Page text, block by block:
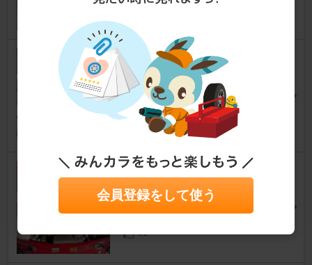
DESIGN To マツコネ コマンド
ダイアル & ボリュームダイアル
カバー
ロードスターRF [ND]
じょんびくんさん
マツダ(純正) インダクションサ
ロードスターRF
RX-ごまさんさん
31
会員登録をして使う